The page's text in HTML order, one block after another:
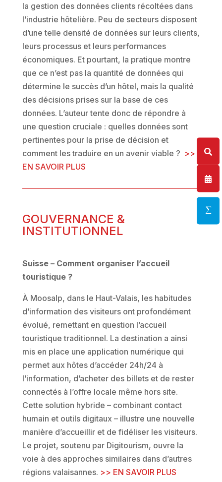
la gestion des données clients récoltées dans
l’industrie hôtelière. Peu de secteurs disposent
d’une telle densité de données sur leurs clients,
leurs processus et leurs performances
économiques. Et pourtant, la pratique montre
que ce n’est pas la quantité de données qui
détermine le succès d’un hôtel, mais la qualité
des décisions prises sur la base de ces
données. L’auteur tente donc de répondre à
une question cruciale : quelles données sont
pertinentes pour la prise de décision et
comment les traduire en un avenir viable ? >>
EN SAVOIR PLUS
GOUVERNANCE &
INSTITUTIONNEL
Suisse – Comment organiser l’accueil
touristique ?
À Moosalp, dans le Haut-Valais, les habitudes
d’information des visiteurs ont profondément
évolué, remettant en question l’accueil
touristique traditionnel. La destination a ainsi
mis en place une application numérique qui
permet aux hôtes d’accéder 24h/24 à
l’information, d’acheter des billets et de rester
connectés à l’offre locale même hors site.
Cette solution hybride – combinant contact
humain et outils digitaux – illustre une nouvelle
manière d’accueillir et de fidéliser les visiteurs.
Le projet, soutenu par Digitourism, ouvre la
voie à des approches similaires dans d’autres
régions valaisannes. >> EN SAVOIR PLUS